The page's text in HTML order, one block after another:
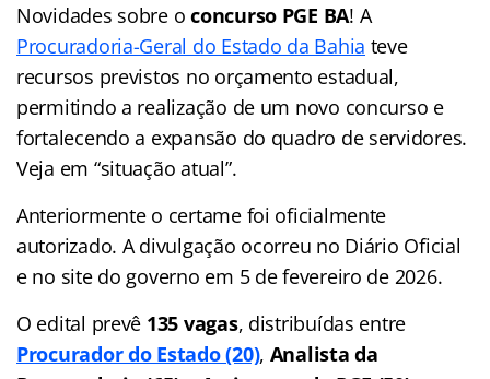
Novidades sobre oconcurso PGE BA! A
Procuradoria-Geral do Estado da Bahia teve
recursos previstos no orçamento estadual,
permitindo a realização de um novo concurso e
fortalecendo a expansão do quadro de servidores.
Veja em “situação atual”.
Anteriormente o certame foi oficialmente
autorizado. A divulgação ocorreu no Diário Oficial
e no site do governo em 5 de fevereiro de 2026.
O edital prevê 135 vagas, distribuídas entre
Procurador do Estado (20), Analista da